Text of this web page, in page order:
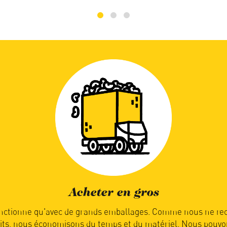
Manger de saison
la nature qui détermine quand vous recevez votre
que les produits soient mûrs et prêts pour l’expédition.